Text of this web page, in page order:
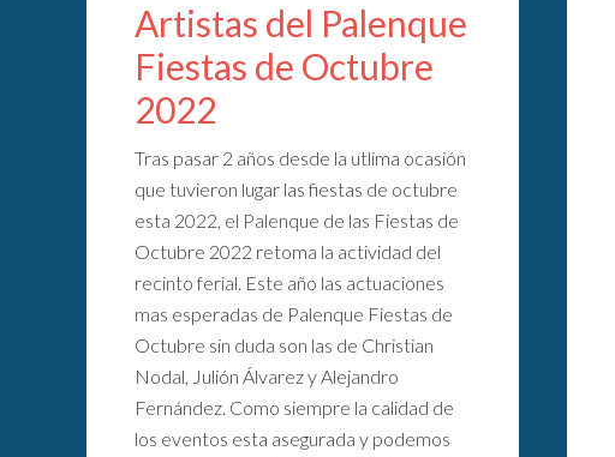
Artistas del Palenque
Fiestas de Octubre
2022
Tras pasar 2 años desde la utlima ocasión
que tuvieron lugar las fiestas de octubre
esta 2022, el Palenque de las Fiestas de
Octubre 2022 retoma la actividad del
recinto ferial. Este año las actuaciones
mas esperadas de Palenque Fiestas de
Octubre sin duda son las de Christian
Nodal, Julión Álvarez y Alejandro
Fernández. Como siempre la calidad de
los eventos esta asegurada y podemos